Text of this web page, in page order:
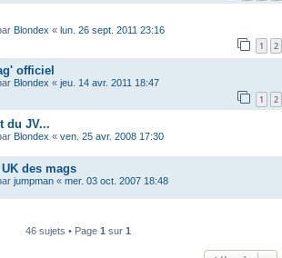
Blondex « lun. 26 sept. 2011 23:16
1 2
officiel
Blondex « jeu. 14 avr. 2011 18:47
1 2
du JV...
Blondex « ven. 25 avr. 2008 17:30
des mags
jumpman « mer. 03 oct. 2007 18:48
46 sujets • Page 1 sur 1